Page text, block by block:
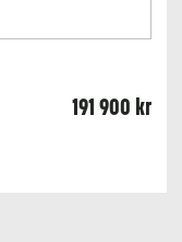
191 900 kr